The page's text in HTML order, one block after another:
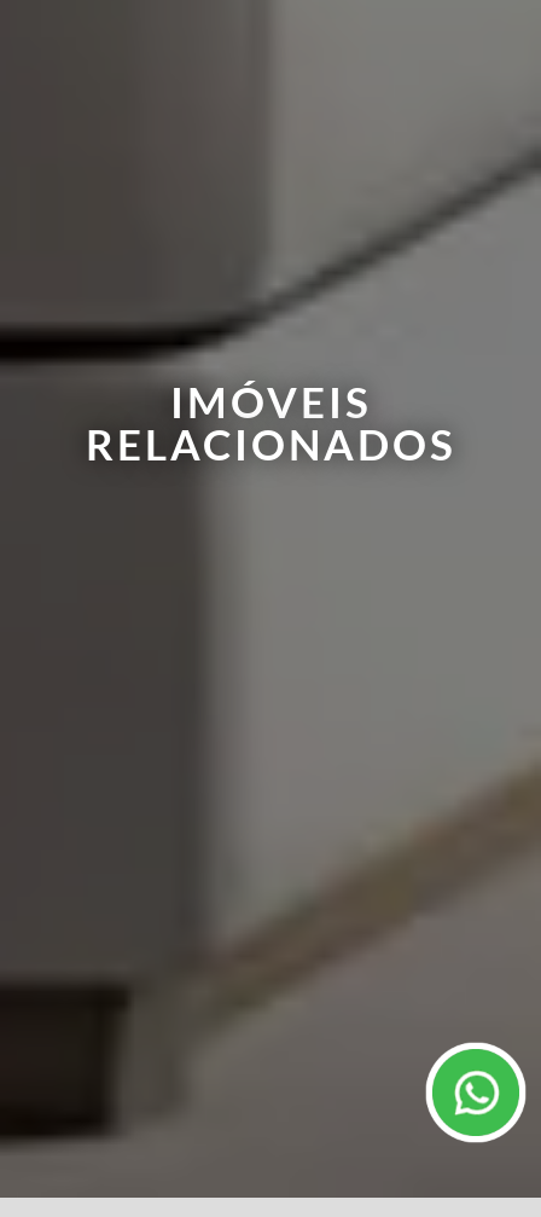
IMÓVEIS
RELACIONADOS